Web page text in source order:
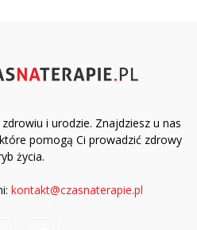
i urodzie. Znajdziesz u nas
pomogą Ci prowadzić zdrowy
życia.
kontakt@czasnaterapie.pl